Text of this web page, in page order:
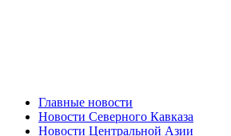
Главные новости
Новости Северного Кавказа
Новости Центральной Азии